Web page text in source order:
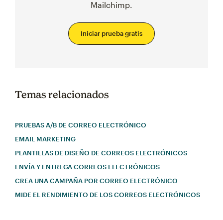
Mailchimp.
Iniciar prueba gratis
Temas relacionados
PRUEBAS A/B DE CORREO ELECTRÓNICO
EMAIL MARKETING
PLANTILLAS DE DISEÑO DE CORREOS ELECTRÓNICOS
ENVÍA Y ENTREGA CORREOS ELECTRÓNICOS
CREA UNA CAMPAÑA POR CORREO ELECTRÓNICO
MIDE EL RENDIMIENTO DE LOS CORREOS ELECTRÓNICOS